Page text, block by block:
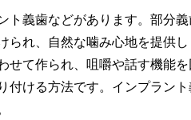
義歯などがあります。部分
られ、自然な噛み心地を提供
て作られ、咀嚼や話す機能
付ける方法です。インプラン